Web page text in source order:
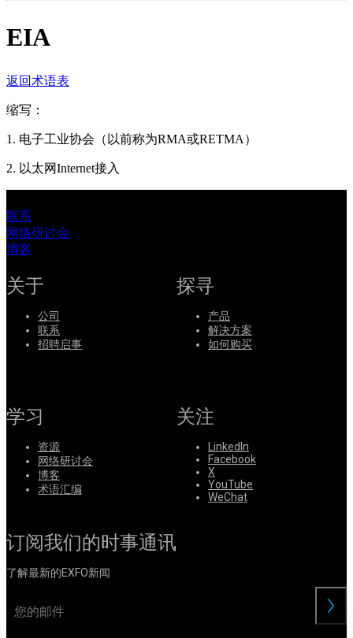
案
持
务
如
何
资
源
系
录
招
聘
启
事
合
伴
供
EIA
返回术语表
缩写：
1. 电子工业协会（以前称为RMA或RETMA）
2. 以太网Internet接入
联系
网络研讨会
博客
关于
公司
联系
招聘启事
探寻
产品
解决方案
如何购买
学习
资源
网络研讨会
博客
术语汇编
关注
LinkedIn
Facebook
X
YouTube
WeChat
订阅我们的时事通讯
了解最新的EXFO新闻